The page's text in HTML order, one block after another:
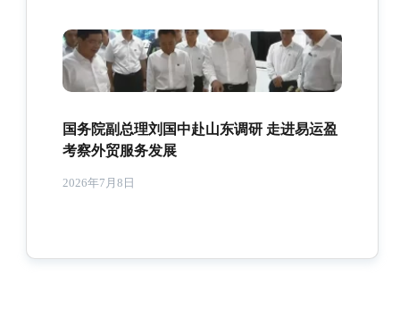
国务院副总理刘国中赴山东调研 走进易运盈
考察外贸服务发展
2026年7月8日